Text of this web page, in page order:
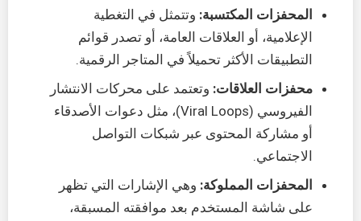
المحفزات المكتسبة: وتتمثل في التغطية
الإعلامية، أو العلاقات العامة، أو تصدر قوائم
التطبيقات الأكثر تحميلاً في المتاجر الرقمية.
محفزات العلاقات: وتعتمد على محركات الانتشار
الفيروسي (Viral Loops)، مثل دعوات الأصدقاء
أو مشاركة المحتوى عبر شبكات التواصل
الاجتماعي.
المحفزات المملوكة: وهي الإشارات التي تظهر
على شاشة المستخدم بعد موافقته المسبقة،